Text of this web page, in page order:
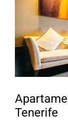
Tenerife